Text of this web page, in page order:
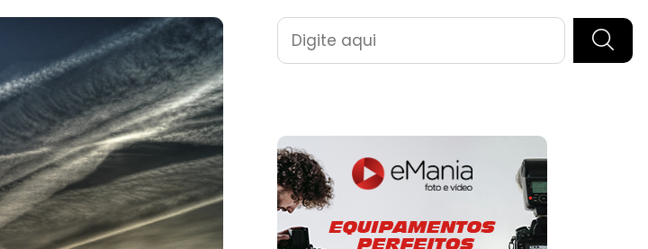
Pesquisar